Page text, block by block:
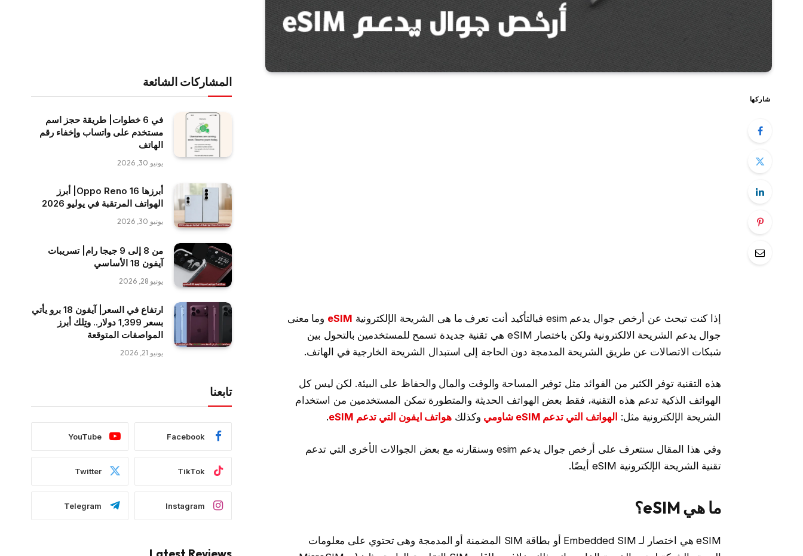
شاركها
إذا كنت تبحث عن أرخص جوال يدعم esim فبالتأكيد أنت تعرف ما هى الشريحة الإلكترونية eSIM وما معنى
جوال يدعم الشريحة الالكترونية ولكن باختصار eSIM هي تقنية جديدة تسمح للمستخدمين بالتحول بين
شبكات الاتصالات عن طريق الشريحة المدمجة دون الحاجة إلى استبدال الشريحة الخارجية في الهاتف.
هذه التقنية توفر الكثير من الفوائد مثل توفير المساحة والوقت والمال والحفاظ على البيئة. لكن ليس كل
الهواتف الذكية تدعم هذه التقنية، فقط بعض الهواتف الحديثة والمتطورة تمكن المستخدمين من استخدام
الشريحة الإلكترونية مثل: الهواتف التي تدعم eSIM شاومي وكذلكهواتف ايفون التي تدعم eSIM .
وفي هذا المقال سنتعرف على أرخص جوال يدعم esim وسنقارنه مع بعض الجوالات الأخرى التي تدعم
تقنية الشريحة الإلكترونية eSIM أيضًا.
ما هي eSIM؟
eSIM هي اختصار لـ Embedded SIM أو بطاقة SIM المضمنة أو المدمجة وهى تحتوي على معلومات
المشاركات الشائعة
في 6 خطوات| طريقة حجز اسم
مستخدم على واتساب وإخفاء رقم
الهاتف
يونيو 30, 2026
أبرزها Oppo Reno 16| أبرز
الهواتف المرتقبة في يوليو 2026
يونيو 30, 2026
من 8 إلى 9 جيجا رام| تسريبات
آيفون 18 الأساسي
يونيو 28, 2026
ارتفاع في السعر| آيفون 18 برو يأتي
بسعر 1,399 دولار.. وتِلك أبرز
المواصفات المتوقعة
يونيو 21, 2026
تابعنا
Facebook
YouTube
TikTok
Twitter
Instagram
Telegram